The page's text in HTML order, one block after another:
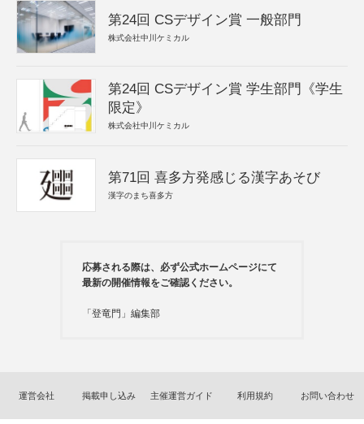
第24回 CSデザイン賞 一般部門
株式会社中川ケミカル
第24回 CSデザイン賞 学生部門《学生
限定》
株式会社中川ケミカル
第71回 喜多方発感じる漢字あそび
漢字のまち喜多方
応募される際は、必ず公式ホームページにて
最新の開催情報をご確認ください。
「登竜門」編集部
運営会社 掲載申し込み 主催運営ガイド 利用規約 お問い合わせ